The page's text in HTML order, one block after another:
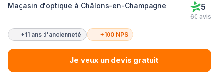
Magasin d'optique à Châlons-en-Champagne 5
60 avis
+11 ans d'ancienneté +100 NPS
Je veux un devis gratuit